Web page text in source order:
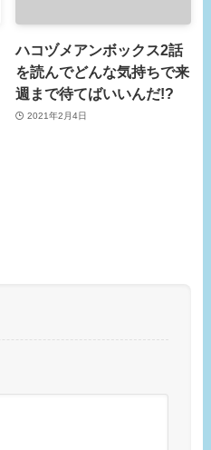
ハコヅメアンボックス2話
を読んでどんな気持ちで来
週まで待てばいいんだ!?
2021年2月4日